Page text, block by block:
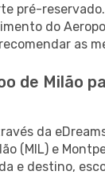
pré-
do
as
de Milão
da
(MIL) e
e destino,